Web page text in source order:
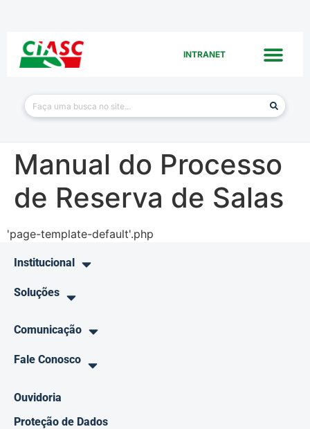
INTRANET
Manual do Processo
de Reserva de Salas
'page-template-default'.php
Institucional
Soluções
Comunicação
Fale Conosco
Ouvidoria
Proteção de Dados